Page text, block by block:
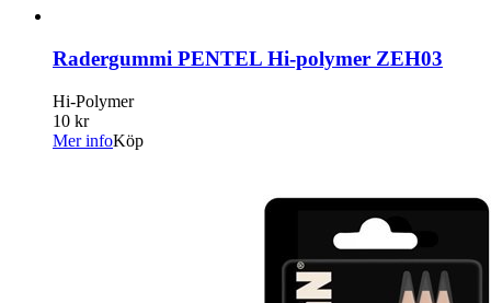
Radergummi PENTEL Hi-polymer ZEH03
Hi-Polymer
10 kr
Mer infoKöp